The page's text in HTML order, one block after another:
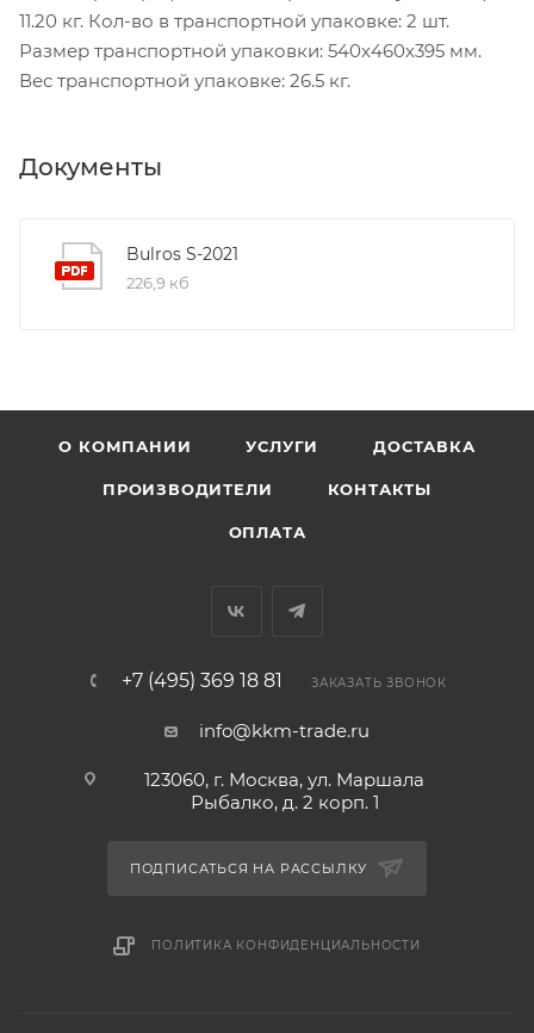
11.20 кг. Кол-во в транспортной упаковке: 2 шт.
Размер транспортной упаковки: 540х460х395 мм.
Вес транспортной упаковке: 26.5 кг.
Документы
Bulros S-2021
226,9 кб
О КОМПАНИИ УСЛУГИ ДОСТАВКА
ПРОИЗВОДИТЕЛИ КОНТАКТЫ
ОПЛАТА
+7 (495) 369 18 81 ЗАКАЗАТЬ ЗВОНОК
info@kkm-trade.ru
123060, г. Москва, ул. Маршала
Рыбалко, д. 2 корп. 1
ПОДПИСАТЬСЯ НА РАССЫЛКУ
ПОЛИТИКА КОНФИДЕНЦИАЛЬНОСТИ